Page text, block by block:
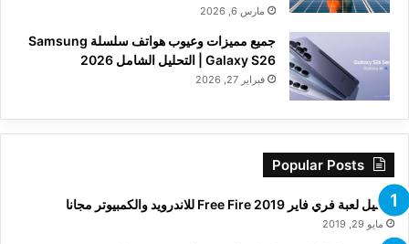
مارس 6, 2026
جميع مميزات وعيوب هواتف سلسلة Samsung
Galaxy S26 | التحليل الشامل 2026
فبراير 27, 2026
Popular Posts
تحميل لعبة فري فاير Free Fire 2019 للاندرويد والكمبيوتر مجانا
مايو 29, 2019